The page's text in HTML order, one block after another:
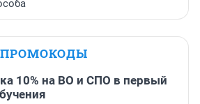
ПРОМОКОДЫ
10% на ВО и СПО в первый